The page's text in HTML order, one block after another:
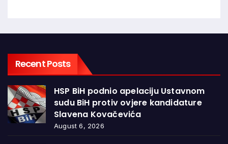
Recent Posts
HSP BiH podnio apelaciju Ustavnom
sudu BiH protiv ovjere kandidature
Slavena Kovačevića
August 6, 2026